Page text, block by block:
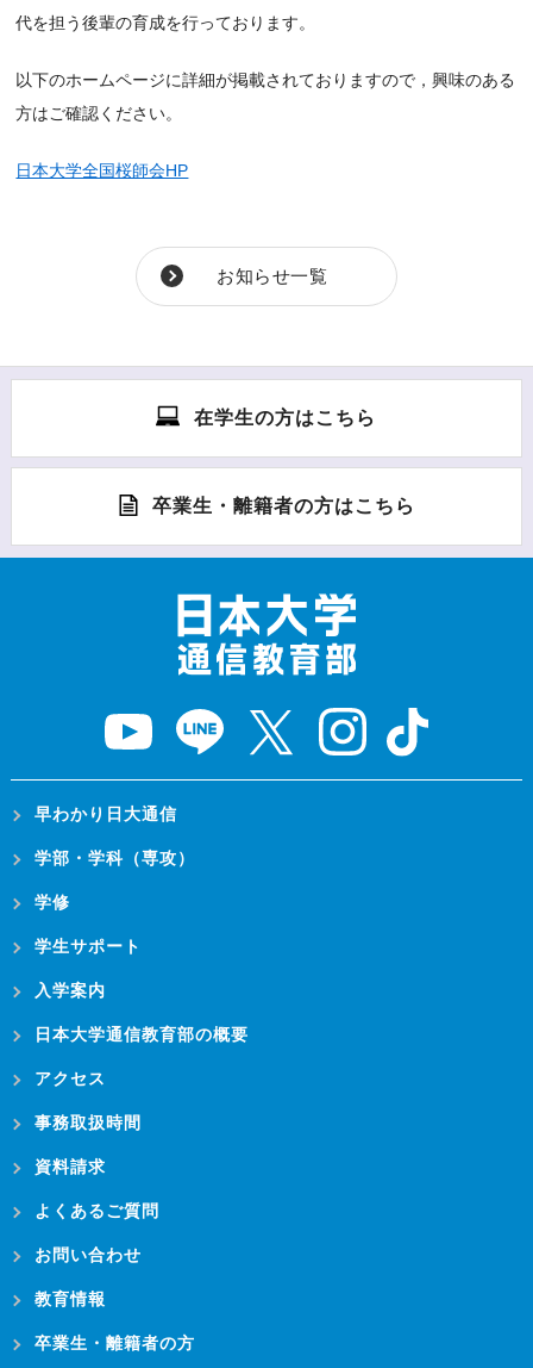
代を担う後輩の育成を行っております。
以下のホームページに詳細が掲載されておりますので，興味のある
方はご確認ください。
日本大学全国桜師会HP
お知らせ一覧
在学生の方はこちら
卒業生・離籍者の方はこちら
早わかり日大通信
学部・学科（専攻）
学修
学生サポート
入学案内
日本大学通信教育部の概要
アクセス
事務取扱時間
資料請求
よくあるご質問
お問い合わせ
教育情報
卒業生・離籍者の方